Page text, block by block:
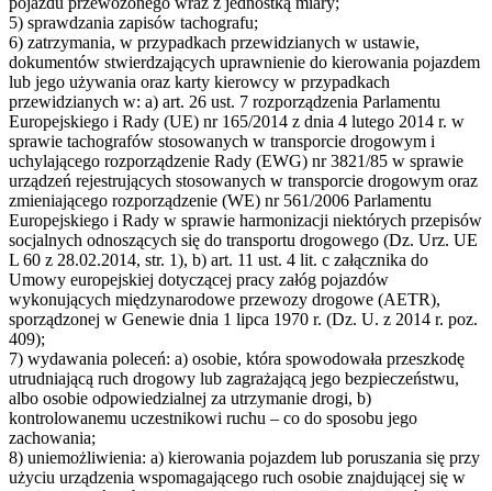
5) sprawdzania zapisów tachografu;
6) zatrzymania, w przypadkach przewidzianych w ustawie,
dokumentów stwierdzających uprawnienie do kierowania pojazdem
lub jego używania oraz karty kierowcy w przypadkach
przewidzianych w: a) art. 26 ust. 7 rozporządzenia Parlamentu
Europejskiego i Rady (UE) nr 165/2014 z dnia 4 lutego 2014 r. w
sprawie tachografów stosowanych w transporcie drogowym i
uchylającego rozporządzenie Rady (EWG) nr 3821/85 w sprawie
urządzeń rejestrujących stosowanych w transporcie drogowym oraz
zmieniającego rozporządzenie (WE) nr 561/2006 Parlamentu
Europejskiego i Rady w sprawie harmonizacji niektórych przepisów
socjalnych odnoszących się do transportu drogowego (Dz. Urz. UE
L 60 z 28.02.2014, str. 1), b) art. 11 ust. 4 lit. c załącznika do
Umowy europejskiej dotyczącej pracy załóg pojazdów
wykonujących międzynarodowe przewozy drogowe (AETR),
sporządzonej w Genewie dnia 1 lipca 1970 r. (Dz. U. z 2014 r. poz.
409);
7) wydawania poleceń: a) osobie, która spowodowała przeszkodę
utrudniającą ruch drogowy lub zagrażającą jego bezpieczeństwu,
albo osobie odpowiedzialnej za utrzymanie drogi, b)
kontrolowanemu uczestnikowi ruchu – co do sposobu jego
zachowania;
8) uniemożliwienia: a) kierowania pojazdem lub poruszania się przy
użyciu urządzenia wspomagającego ruch osobie znajdującej się w